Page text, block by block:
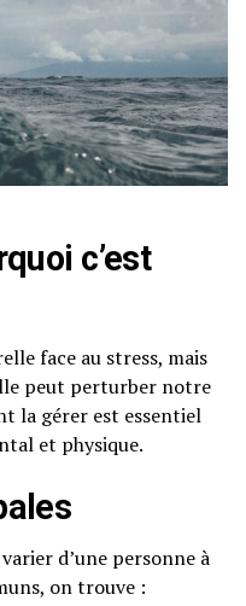
c’est
face au stress, mais
peut perturber notre
la gérer est essentiel
et physique.
d’une personne à
on trouve :